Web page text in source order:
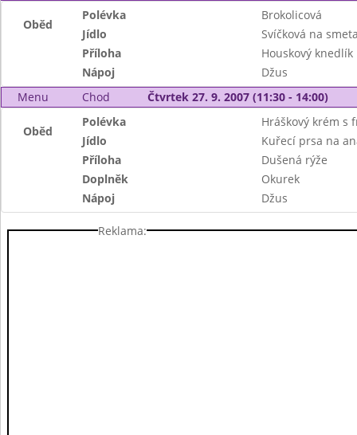
Oběd
Polévka
Brokolicová
Jídlo
Svíčková na
Příloha
Houskový knedlík
Nápoj
Džus
Menu
Chod Čtvrtek 27. 9. 2007 (11:30 - 14:00)
Oběd
Polévka
Hráškový krém s
Jídlo
Kuřecí prsa na
Příloha
Dušená rýže
Doplněk
Okurek
Nápoj
Džus
Reklama: